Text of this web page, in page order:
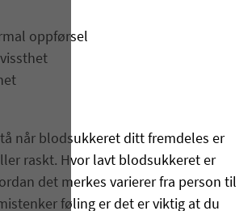
oppførsel
når blodsukkeret ditt fremdeles er
raskt. Hvor lavt blodsukkeret er
det merkes varierer fra person til
føling er det er viktig at du